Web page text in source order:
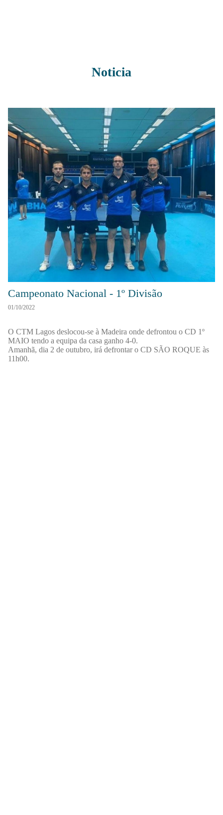
Noticia
Campeonato Nacional - 1º Divisão
01/10/2022
O CTM Lagos deslocou-se à Madeira onde defrontou o CD 1º
MAIO tendo a equipa da casa ganho 4-0.
Amanhã, dia 2 de outubro, irá defrontar o CD SÃO ROQUE às
11h00.